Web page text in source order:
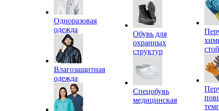
Одноразовая
одежда
Влагозащитная
одежда
Обувь для
охранных
структур
Спецобувь
медицинская